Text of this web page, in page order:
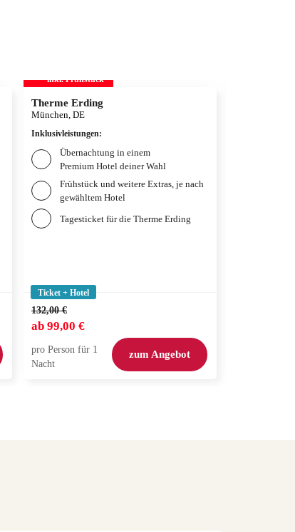
inkl. Frühstück
Therme Erding
München, DE
Inklusivleistungen:
Übernachtung in einem
Premium Hotel deiner Wahl
Frühstück und weitere Extras, je nach
gewähltem Hotel
Tagesticket für die Therme Erding
Ticket + Hotel
132,00 €
ab 99,00 €
pro Person für 1
Nacht
zum Angebot